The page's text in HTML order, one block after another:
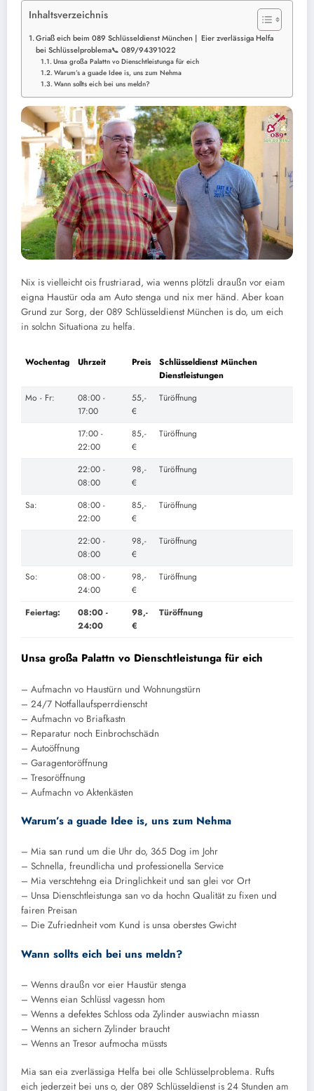
Inhaltsverzeichnis
Griaß eich beim 089 Schlüsseldienst München | Eier zverlässiga Helfa
bei Schlüsselproblema📞 089/94391022
Unsa großa Palattn vo Dienschtleistunga für eich
Warum’s a guade Idee is, uns zum Nehma
Wann sollts eich bei uns meldn?
Nix is vielleicht ois frustriarad, wia wenns plötzli draußn vor eiam
eigna Haustür oda am Auto stenga und nix mer händ. Aber koan
Grund zur Sorg, der 089 Schlüsseldienst München is do, um eich
in solchn Situationa zu helfa.
Wochentag Uhrzeit Preis
Schlüsseldienst München
Dienstleistungen
Mo - Fr:
08:00 -
17:00
55,-
€
Türöffnung
17:00 -
22:00
85,-
€
Türöffnung
22:00 -
08:00
98,-
€
Türöffnung
Sa:
08:00 -
22:00
85,-
€
Türöffnung
22:00 -
08:00
98,-
€
Türöffnung
So:
08:00 -
24:00
98,-
€
Türöffnung
Feiertag:
08:00 -
24:00
98,-
€
Türöffnung
Unsa großa Palattn vo Dienschtleistunga für eich
– Aufmachn vo Haustürn und Wohnungstürn
– 24/7 Notfallaufsperrdienscht
– Aufmachn vo Briafkastn
– Reparatur noch Einbrochschädn
– Autoöffnung
– Garagentoröffnung
– Tresoröffnung
– Aufmachn vo Aktenkästen
Warum’s a guade Idee is, uns zum Nehma
– Mia san rund um die Uhr do, 365 Dog im Johr
– Schnella, freundlicha und professionella Service
– Mia verschtehng eia Dringlichkeit und san glei vor Ort
– Unsa Dienschtleistunga san vo da hochn Qualität zu fixen und
fairen Preisan
– Die Zufriednheit vom Kund is unsa oberstes Gwicht
Wann sollts eich bei uns meldn?
– Wenns draußn vor eier Haustür stenga
– Wenns eian Schlüssl vagessn hom
– Wenns a defektes Schloss oda Zylinder auswiachn miassn
– Wenns an sichern Zylinder braucht
– Wenns an Tresor aufmocha müssts
Mia san eia zverlässiga Helfa bei olle Schlüsselproblema. Rufts
eich jederzeit bei uns o, der 089 Schlüsseldienst is 24 Stunden am